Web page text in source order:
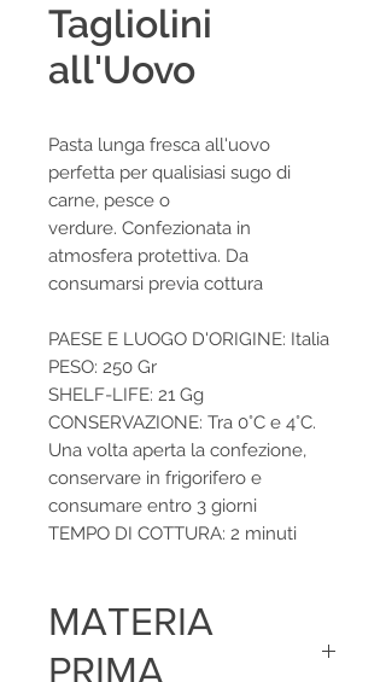
Tagliolini
all'Uovo
Pasta lunga fresca all'uovo
perfetta per qualisiasi sugo di
carne, pesce o
verdure. Confezionata in
atmosfera protettiva. Da
consumarsi previa cottura
PAESE E LUOGO D'ORIGINE: Italia
PESO: 250 Gr
SHELF-LIFE: 21 Gg
CONSERVAZIONE: Tra 0°C e 4°C.
Una volta aperta la confezione,
conservare in frigorifero e
consumare entro 3 giorni
TEMPO DI COTTURA: 2 minuti
MATERIA
PRIMA